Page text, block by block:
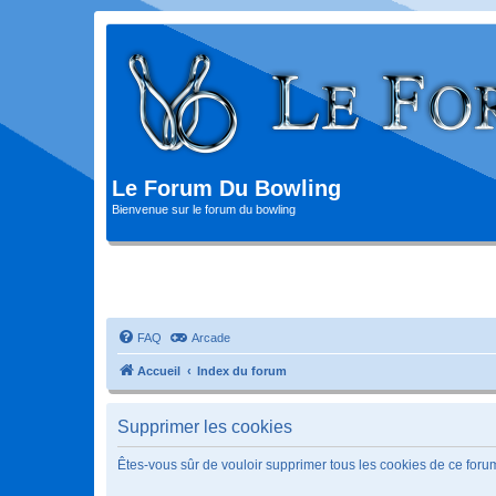
Le Forum Du Bowling
Bienvenue sur le forum du bowling
FAQ Arcade
Accueil Index du forum
Supprimer les cookies
Êtes-vous sûr de vouloir supprimer tous les cookies de ce